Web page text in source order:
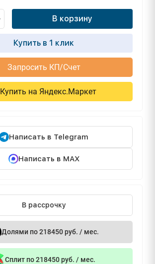
В корзину
Купить в 1 клик
Запросить КП/Счет
Купить на Яндекс.Маркет
Написать в Telegram
Написать в MAX
В рассрочку
Долями по 218450 руб. / мес.
Сплит по 218450 руб. / мес.